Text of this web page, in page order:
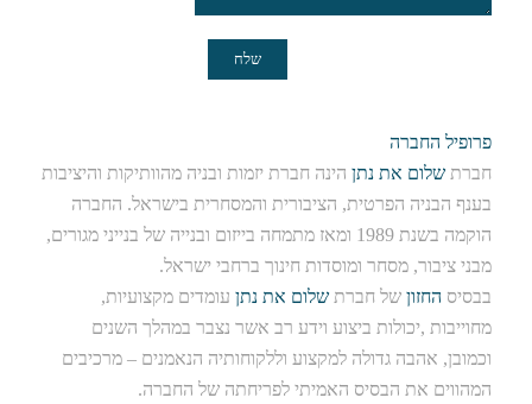
פרופיל החברה
חברת שלום את נתןהינה חברת יזמות ובניה מהוותיקות והיציבות
בענף הבניה הפרטית, הציבורית והמסחרית בישראל. החברה
הוקמה בשנת 1989 ומאז מתמחה בייזום ובנייה של בנייני מגורים,
מבני ציבור, מסחר ומוסדות חינוך ברחבי ישראל.
בבסיס החזון של חברת שלום את נתןעומדים מקצועיות,
מחוייבות ,יכולות ביצוע וידע רב אשר נצבר במהלך השנים
וכמובן, אהבה גדולה למקצוע וללקוחותיה הנאמנים – מרכיבים
המהווים את הבסיס האמיתי לפריחתה של החברה.